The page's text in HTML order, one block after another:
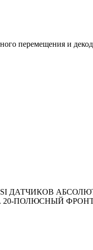
перемещения и
3 SSI ДАТЧИКОВ
ПОЛЮСНЫЙ